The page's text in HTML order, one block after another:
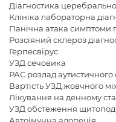
Діагностика
Клініка лабораторна
Панічна атака симптоми
Розсіяний склероз
Герпесвірус
УЗД сечовика
РАС розлад аутистичного
Вартість УЗД жовчного
Лікування на денному
УЗД обстеження